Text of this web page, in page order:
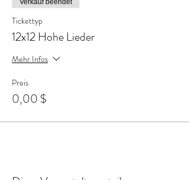
Verkauf beendet
Tickettyp
12x12 Hohe Lieder
Mehr Infos
Preis
0,00 $